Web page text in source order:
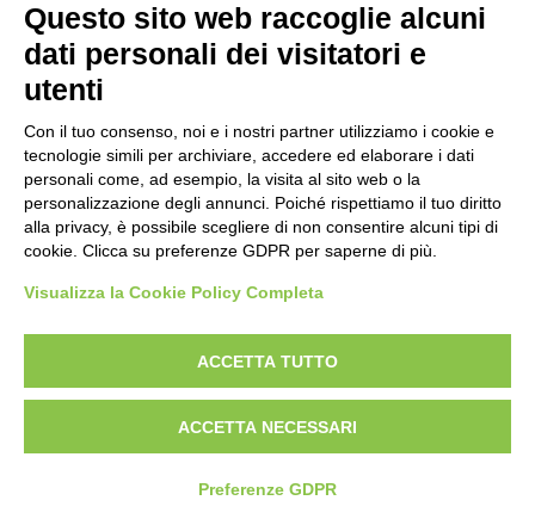
Carabina
Convocazioni atleti
Attività Sportiva
Gruppi di merito
Archivio gruppi di merito
Ranking
Atleti di interesse nazionale
Staff Tecnico
Staff medico
ATLETI AZZURRI
Bench Rest
UITS UNIONE ITALIANA TIRO A SEGNO
VIALE TIZIANO, 70 - 00196 ROMA
TEL. 06/87975533 - 06/87975534
Questo sito web raccoglie alcuni
dati personali dei visitatori e
utenti
Con il tuo consenso, noi e i nostri partner utilizziamo i cookie e
tecnologie simili per archiviare, accedere ed elaborare i dati
personali come, ad esempio, la visita al sito web o la
personalizzazione degli annunci. Poiché rispettiamo il tuo diritto
alla privacy, è possibile scegliere di non consentire alcuni tipi di
cookie. Clicca su preferenze GDPR per saperne di più.
Visualizza la Cookie Policy Completa
ACCETTA TUTTO
ACCETTA NECESSARI
Preferenze GDPR